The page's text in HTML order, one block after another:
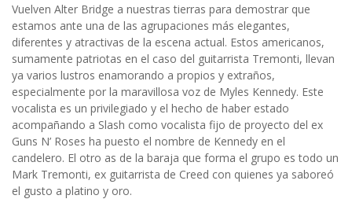
Vuelven Alter Bridge a nuestras tierras para demostrar que
estamos ante una de las agrupaciones más elegantes,
diferentes y atractivas de la escena actual. Estos americanos,
sumamente patriotas en el caso del guitarrista Tremonti, llevan
ya varios lustros enamorando a propios y extraños,
especialmente por la maravillosa voz de Myles Kennedy. Este
vocalista es un privilegiado y el hecho de haber estado
acompañando a Slash como vocalista fijo de proyecto del ex
Guns N’ Roses ha puesto el nombre de Kennedy en el
candelero. El otro as de la baraja que forma el grupo es todo un
Mark Tremonti, ex guitarrista de Creed con quienes ya saboreó
el gusto a platino y oro.